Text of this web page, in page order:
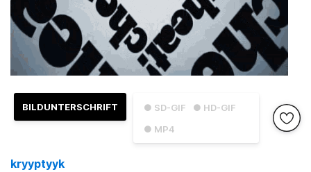
● SD-GIF
● HD-GIF
● MP4
BILDUNTERSCHRIFT
kryyptyyk